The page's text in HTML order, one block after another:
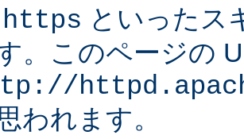
https といったス
。このページの
われます。